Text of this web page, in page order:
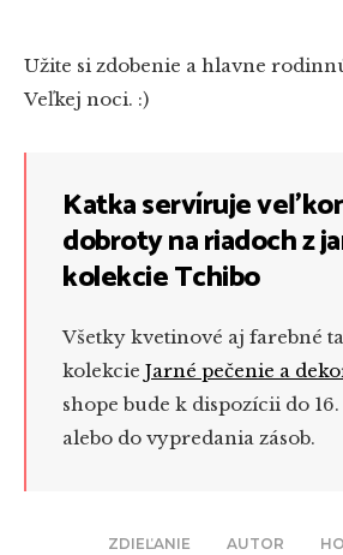
ZDIEĽANIE AUTOR
Užite si zdobenie a hlavne
Veľkej noci. :)
Katka servíruje
dobroty na riadoch z
kolekcie Tchibo
Všetky kvetinové aj farebné
kolekcie Jarné pečenie a
shope bude k dispozícii do
alebo do vypredania zásob.